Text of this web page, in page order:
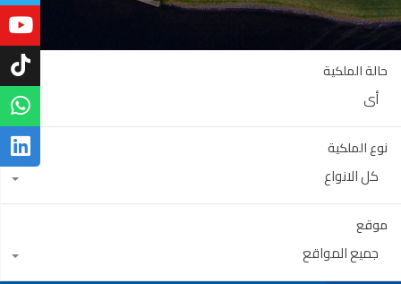
حالة الملكية
أي
نوع الملكية
كل الانواع
موقع
جميع المواقع